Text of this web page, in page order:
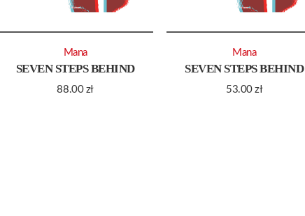
SEVEN STEPS BEHIND
88.00 zł
Mana
SEVEN STEPS BEHIND
53.00zł
Mana